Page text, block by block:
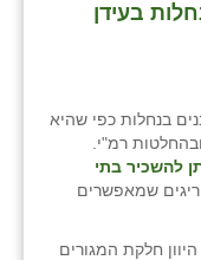
בעידן
בנחלות כפי שהיא
רמ"י.
להשכיר בתי
שמאפשרים
חלקת המגורים